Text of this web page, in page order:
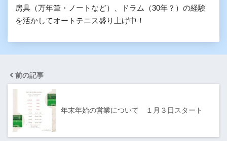
房具（万年筆・ノートなど）、ドラム（30年？）の経験
を活かしてオートテニス盛り上げ中！
前の記事
年末年始の営業について １月３日スタート